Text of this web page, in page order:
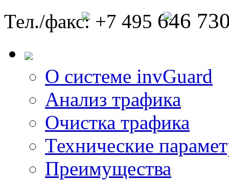
Тел./факс: +7 495 646
О системе invGuard
Анализ трафика
Очистка трафика
Технические
Преимущества